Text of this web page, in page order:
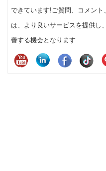
できています!ご質問、コメント
は、より良いサービスを提供し
善する機会となります...